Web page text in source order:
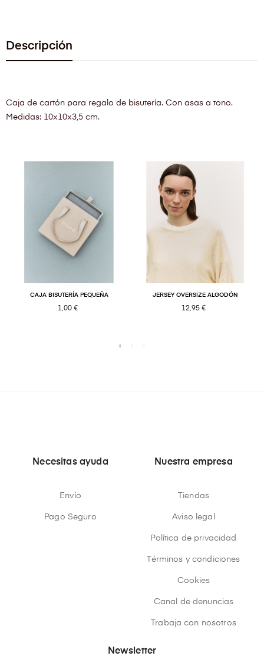
Descripción
Caja de cartón para regalo de bisutería. Con asas a tono.
Medidas: 10x10x3,5 cm.
CAJA BISUTERÍA PEQUEÑA
1,00 €
JERSEY OVERSIZE ALGODÓN
12,95 €
Necesitas ayuda
Envío
Pago Seguro
Nuestra empresa
Tiendas
Aviso legal
Política de privacidad
Términos y condiciones
Cookies
Canal de denuncias
Trabaja con nosotros
Newsletter